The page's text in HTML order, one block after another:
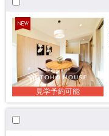
見学予約可能